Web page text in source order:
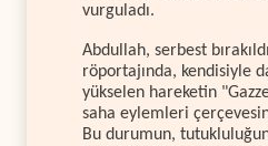
vurguladı.
Abdullah, serbest
röportajında, kendisiyle
yükselen hareketin
saha eylemleri
Bu durumun,